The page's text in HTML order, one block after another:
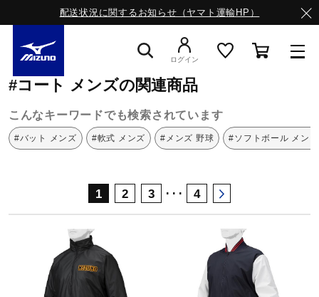
配送状況に関するお知らせ（ヤマト運輸HP）
ライフスタイルウエア
ランニング
サッカー／フットサル
ログイン
ミズノ公式オンライン
#コート メンズの関連商品
こんなキーワードでも検索されています
#バット メンズ #軟式 メンズ #メンズ 野球 #ソフトボール メンズ
1 2 3 ･･･ 4